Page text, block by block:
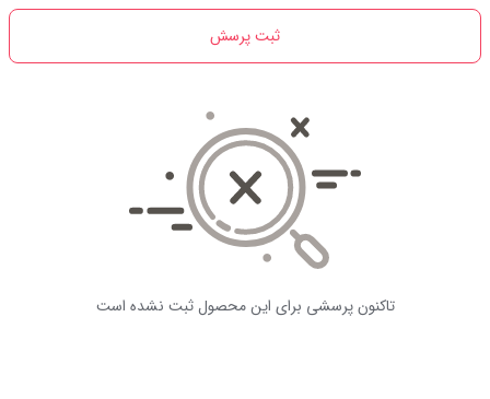
ثبت پرسش
تاکنون پرسشی برای این محصول ثبت نشده است